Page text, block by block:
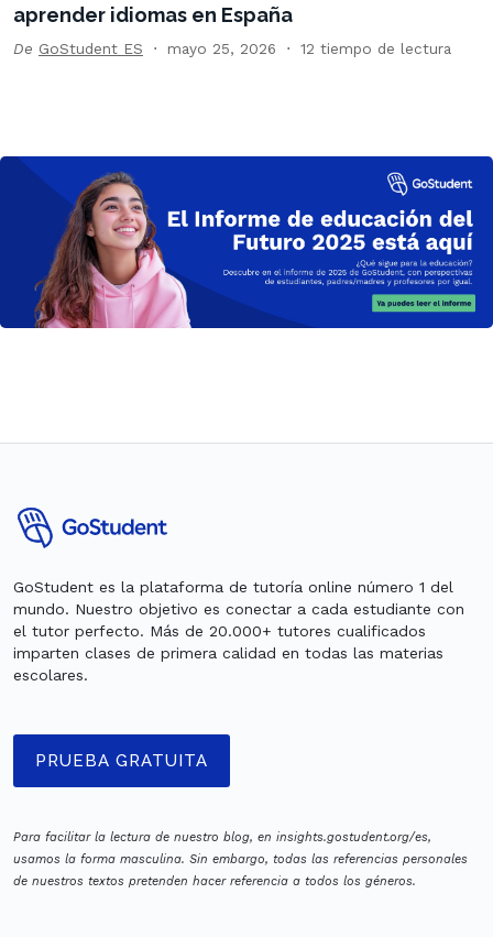
aprender idiomas en España
De GoStudent ES mayo 25, 2026 12 tiempo de lectura
GoStudent es la plataforma de tutoría online número 1 del
mundo. Nuestro objetivo es conectar a cada estudiante con
el tutor perfecto. Más de 20.000+ tutores cualificados
imparten clases de primera calidad en todas las materias
escolares.
PRUEBA GRATUITA
Para facilitar la lectura de nuestro blog, en insights.gostudent.org/es,
usamos la forma masculina. Sin embargo, todas las referencias personales
de nuestros textos pretenden hacer referencia a todos los géneros.